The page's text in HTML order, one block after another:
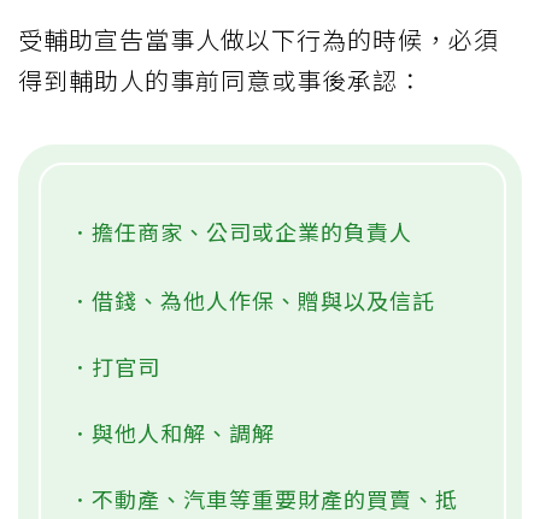
受輔助宣告當事人做以下行為的時候，必須
得到輔助人的事前同意或事後承認：
．擔任商家、公司或企業的負責人
．借錢、為他人作保、贈與以及信託
．打官司
．與他人和解、調解
．不動產、汽車等重要財產的買賣、抵